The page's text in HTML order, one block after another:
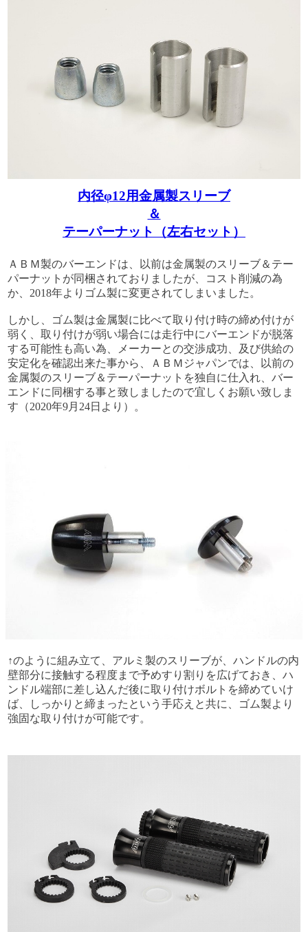
内径φ12用金属製スリーブ
＆
テーパーナット（左右セット）
ＡＢＭ製のバーエンドは、以前は金属製のスリーブ＆テー
パーナットが同梱されておりましたが、コスト削減の為
か、2018年よりゴム製に変更されてしまいました。
しかし、ゴム製は金属製に比べて取り付け時の締め付けが
弱く、取り付けが弱い場合には走行中にバーエンドが脱落
する可能性も高い為、メーカーとの交渉成功、及び供給の
安定化を確認出来た事から、ＡＢＭジャパンでは、以前の
金属製のスリーブ＆テーパーナットを独自に仕入れ、バー
エンドに同梱する事と致しましたので宜しくお願い致しま
す（2020年9月24日より）。
↑のように組み立て、アルミ製のスリーブが、ハンドルの内
壁部分に接触する程度まで予めすり割りを広げておき、ハ
ンドル端部に差し込んだ後に取り付けボルトを締めていけ
ば、しっかりと締まったという手応えと共に、ゴム製より
強固な取り付けが可能です。